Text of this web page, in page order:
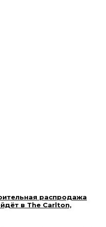
распродажа
в The Carlton,